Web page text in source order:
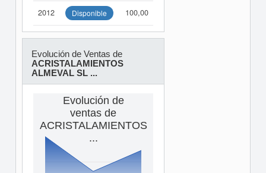
2012 Disponible 100,00
Evolución de Ventas de
ACRISTALAMIENTOS
ALMEVAL SL ...
Evolución de
ventas de
ACRISTALAMIENTOS
...